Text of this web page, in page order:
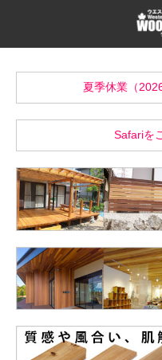
夏季休業（
Safariを